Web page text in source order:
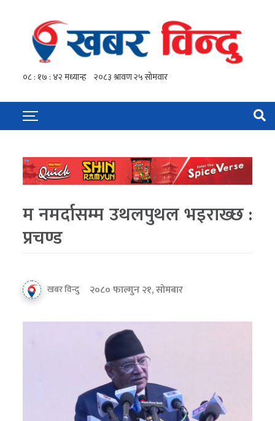
म नमर्दासम्म उथलपुथल भइराख्छ :
प्रचण्ड
खबर विन्दु २०८० फाल्गुन २१, सोमबार